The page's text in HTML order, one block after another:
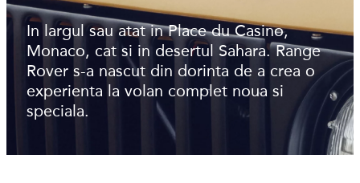
In largul sau atat in Place du Casino,
Monaco, cat si in desertul Sahara. Range
Rover s-a nascut din dorinta de a crea o
experienta la volan complet noua si
speciala.